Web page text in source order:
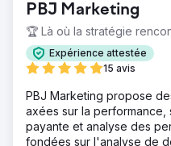
PBJ Marketing
🏆 Là où la stratégie
Expérience attestée
15 avis
PBJ Marketing propose
axées sur la performance,
payante et analyse des
fondées sur l'analyse de